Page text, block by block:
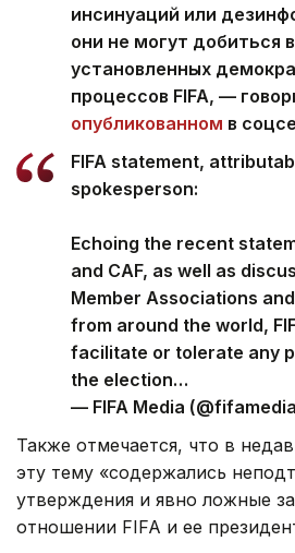
инсинуаций или
они не могут добиться
установленных
процессов FIFA, —
опубликованном в
FIFA statement,
spokesperson:
Echoing the recent
and CAF, as well as
Member Associations
from around the world,
facilitate or tolerate any
the election…
— FIFA Media
Также отмечается, что в
эту тему «содержались
утверждения и явно ложные
отношении FIFA и ее